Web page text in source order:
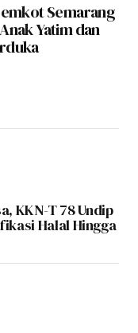
Semarang
Yatim dan
KKN-T 78 Undip
Halal Hingga